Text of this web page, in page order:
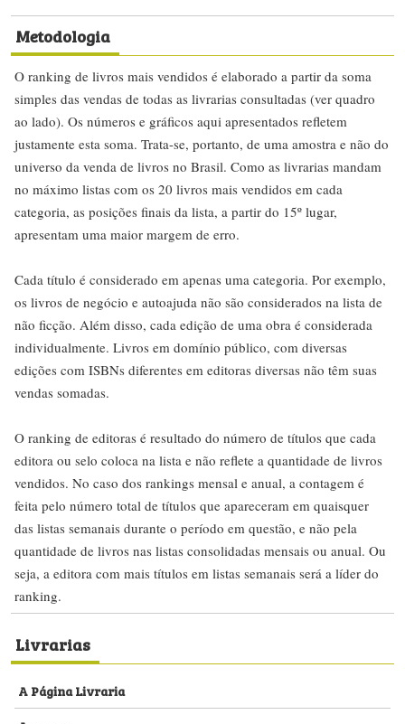
Metodologia
O ranking de livros mais vendidos é elaborado a partir da soma
simples das vendas de todas as livrarias consultadas (ver quadro
ao lado). Os números e gráficos aqui apresentados refletem
justamente esta soma. Trata-se, portanto, de uma amostra e não do
universo da venda de livros no Brasil. Como as livrarias mandam
no máximo listas com os 20 livros mais vendidos em cada
categoria, as posições finais da lista, a partir do 15º lugar,
apresentam uma maior margem de erro.
Cada título é considerado em apenas uma categoria. Por exemplo,
os livros de negócio e autoajuda não são considerados na lista de
não ficção. Além disso, cada edição de uma obra é considerada
individualmente. Livros em domínio público, com diversas
edições com ISBNs diferentes em editoras diversas não têm suas
vendas somadas.
O ranking de editoras é resultado do número de títulos que cada
editora ou selo coloca na lista e não reflete a quantidade de livros
vendidos. No caso dos rankings mensal e anual, a contagem é
feita pelo número total de títulos que apareceram em quaisquer
das listas semanais durante o período em questão, e não pela
quantidade de livros nas listas consolidadas mensais ou anual. Ou
seja, a editora com mais títulos em listas semanais será a líder do
ranking.
Livrarias
A Página Livraria